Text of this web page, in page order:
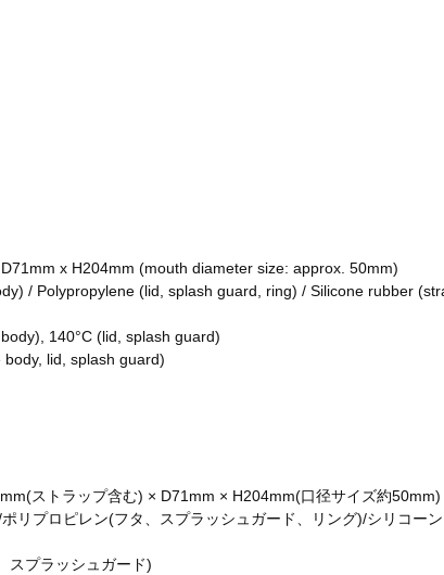
x H204mm (mouth diameter size: approx. 50mm)
/ Polypropylene (lid, splash guard, ring) / Silicone rubber
140°C (lid, splash guard)
lid, splash guard)
ストラップ含む) × D71mm × H204mm(口径サイズ約50mm)
リプロピレン(フタ、スプラッシュガード、リング)/シリコー
プラッシュガード)